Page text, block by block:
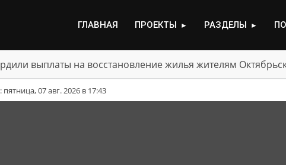
ГЛАВНАЯ ПРОЕКТЫ ► РАЗДЕЛЫ ►
выплаты на восстановление жилья жителям
07 авг. 2026 в 17:43